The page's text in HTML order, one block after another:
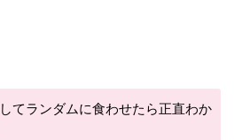
てランダムに食わせたら正直わか